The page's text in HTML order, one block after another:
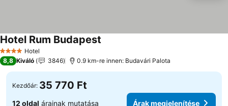
4 KategóriaHotel
Hotel Rum Budapest
8,8 Kiváló 3846 0.9 km-re innen: Budavári Palota
Kezdőár: 35 770 Ft
12 oldal árainak mutatása Árak megjelenítése